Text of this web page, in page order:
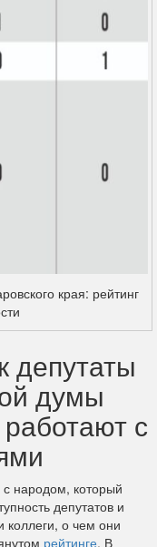
края: рейтинг
депутаты
думы
с
народом, который
депутатов и
коллеги, о чем они
рейтинге. В